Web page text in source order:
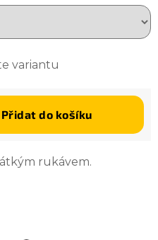
variantu
Přidat do košíku
rukávem.